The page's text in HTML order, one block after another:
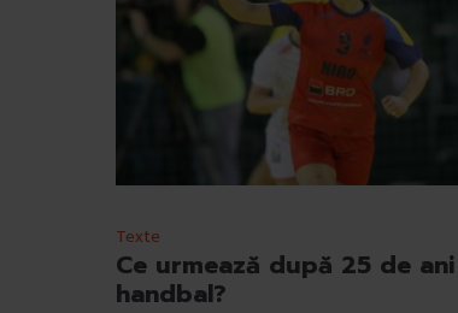
Texte
Ce urmează după 25 de
handbal?